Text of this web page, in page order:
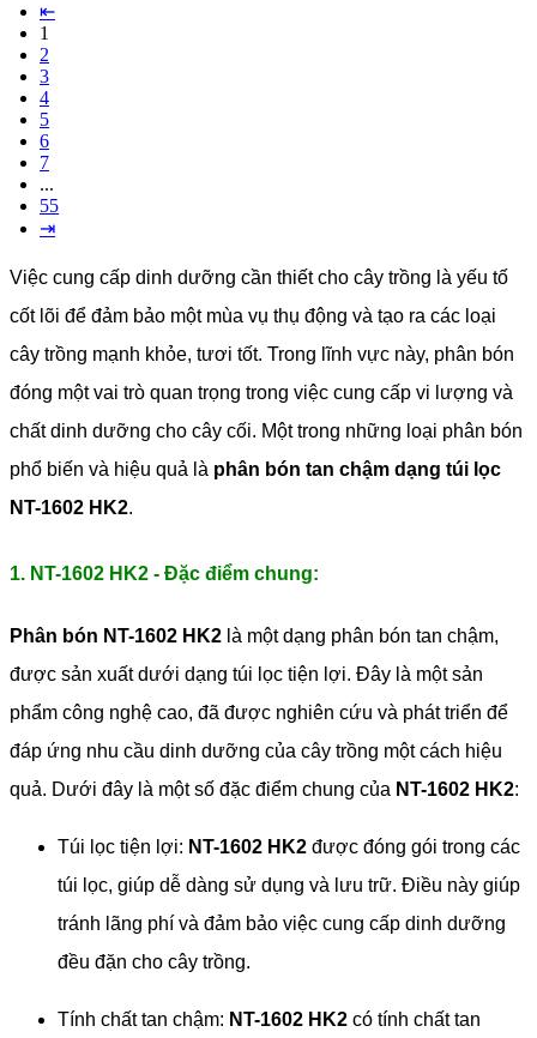
⇤
1
2
3
4
5
6
7
...
55
⇥
Việc cung cấp dinh dưỡng cần thiết cho cây trồng là yếu tố
cốt lõi để đảm bảo một mùa vụ thụ động và tạo ra các loại
cây trồng mạnh khỏe, tươi tốt. Trong lĩnh vực này, phân bón
đóng một vai trò quan trọng trong việc cung cấp vi lượng và
chất dinh dưỡng cho cây cối. Một trong những loại phân bón
phổ biến và hiệu quả là phân bón tan chậm dạng túi lọc
NT-1602 HK2.
1. NT-1602 HK2 - Đặc điểm chung:
Phân bón NT-1602 HK2 là một dạng phân bón tan chậm,
được sản xuất dưới dạng túi lọc tiện lợi. Đây là một sản
phẩm công nghệ cao, đã được nghiên cứu và phát triển để
đáp ứng nhu cầu dinh dưỡng của cây trồng một cách hiệu
quả. Dưới đây là một số đặc điểm chung của NT-1602 HK2:
Túi lọc tiện lợi: NT-1602 HK2 được đóng gói trong các
túi lọc, giúp dễ dàng sử dụng và lưu trữ. Điều này giúp
tránh lãng phí và đảm bảo việc cung cấp dinh dưỡng
đều đặn cho cây trồng.
Tính chất tan chậm: NT-1602 HK2 có tính chất tan